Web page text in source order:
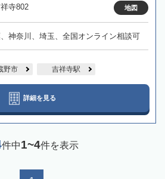
寺802
地図
神奈川、埼玉、全国オンライン相談可
野市 吉祥寺駅
詳細を見る
件中1~4件を表示